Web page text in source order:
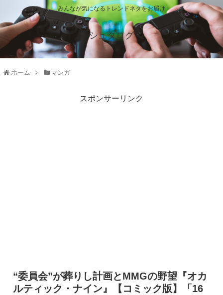
みんなが気になるトレンドネタをお届け
シュタログ
ホーム マンガ
スポンサーリンク
“委員会”が葬りし計画とMMGの野望『オカ
ルティック・ナイン』【コミック版】「16